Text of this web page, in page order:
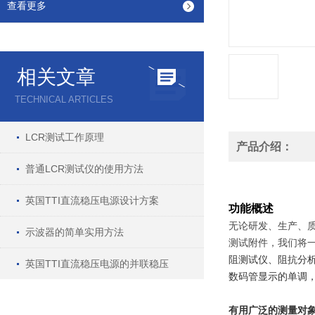
查看更多
相关文章
TECHNICAL ARTICLES
LCR测试工作原理
普通LCR测试仪的使用方法
英国TTI直流稳压电源设计方案
示波器的简单实用方法
英国TTI直流稳压电源的并联稳压
产品介绍：
功能概述
无论研发、生产、
测试附件，我们将
阻测试仪、阻抗分
数码管显示的单调
有用广泛的测量对